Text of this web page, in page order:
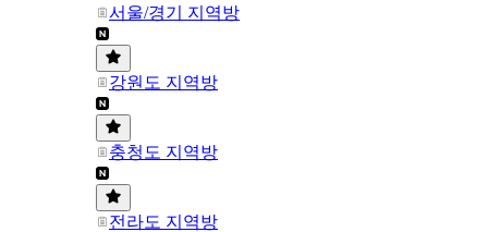
서울/경기 지역방
강원도 지역방
충청도 지역방
전라도 지역방